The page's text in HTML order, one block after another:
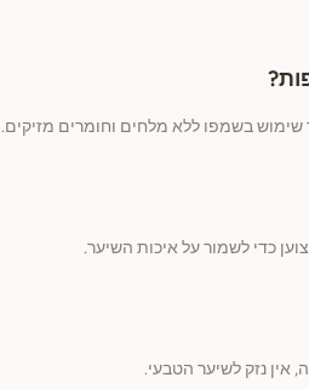
בשמפו ללא מלחים וחומרים מזיקים.
כדי לשמור על איכות השיער.
אין נזק לשיער הטבעי.